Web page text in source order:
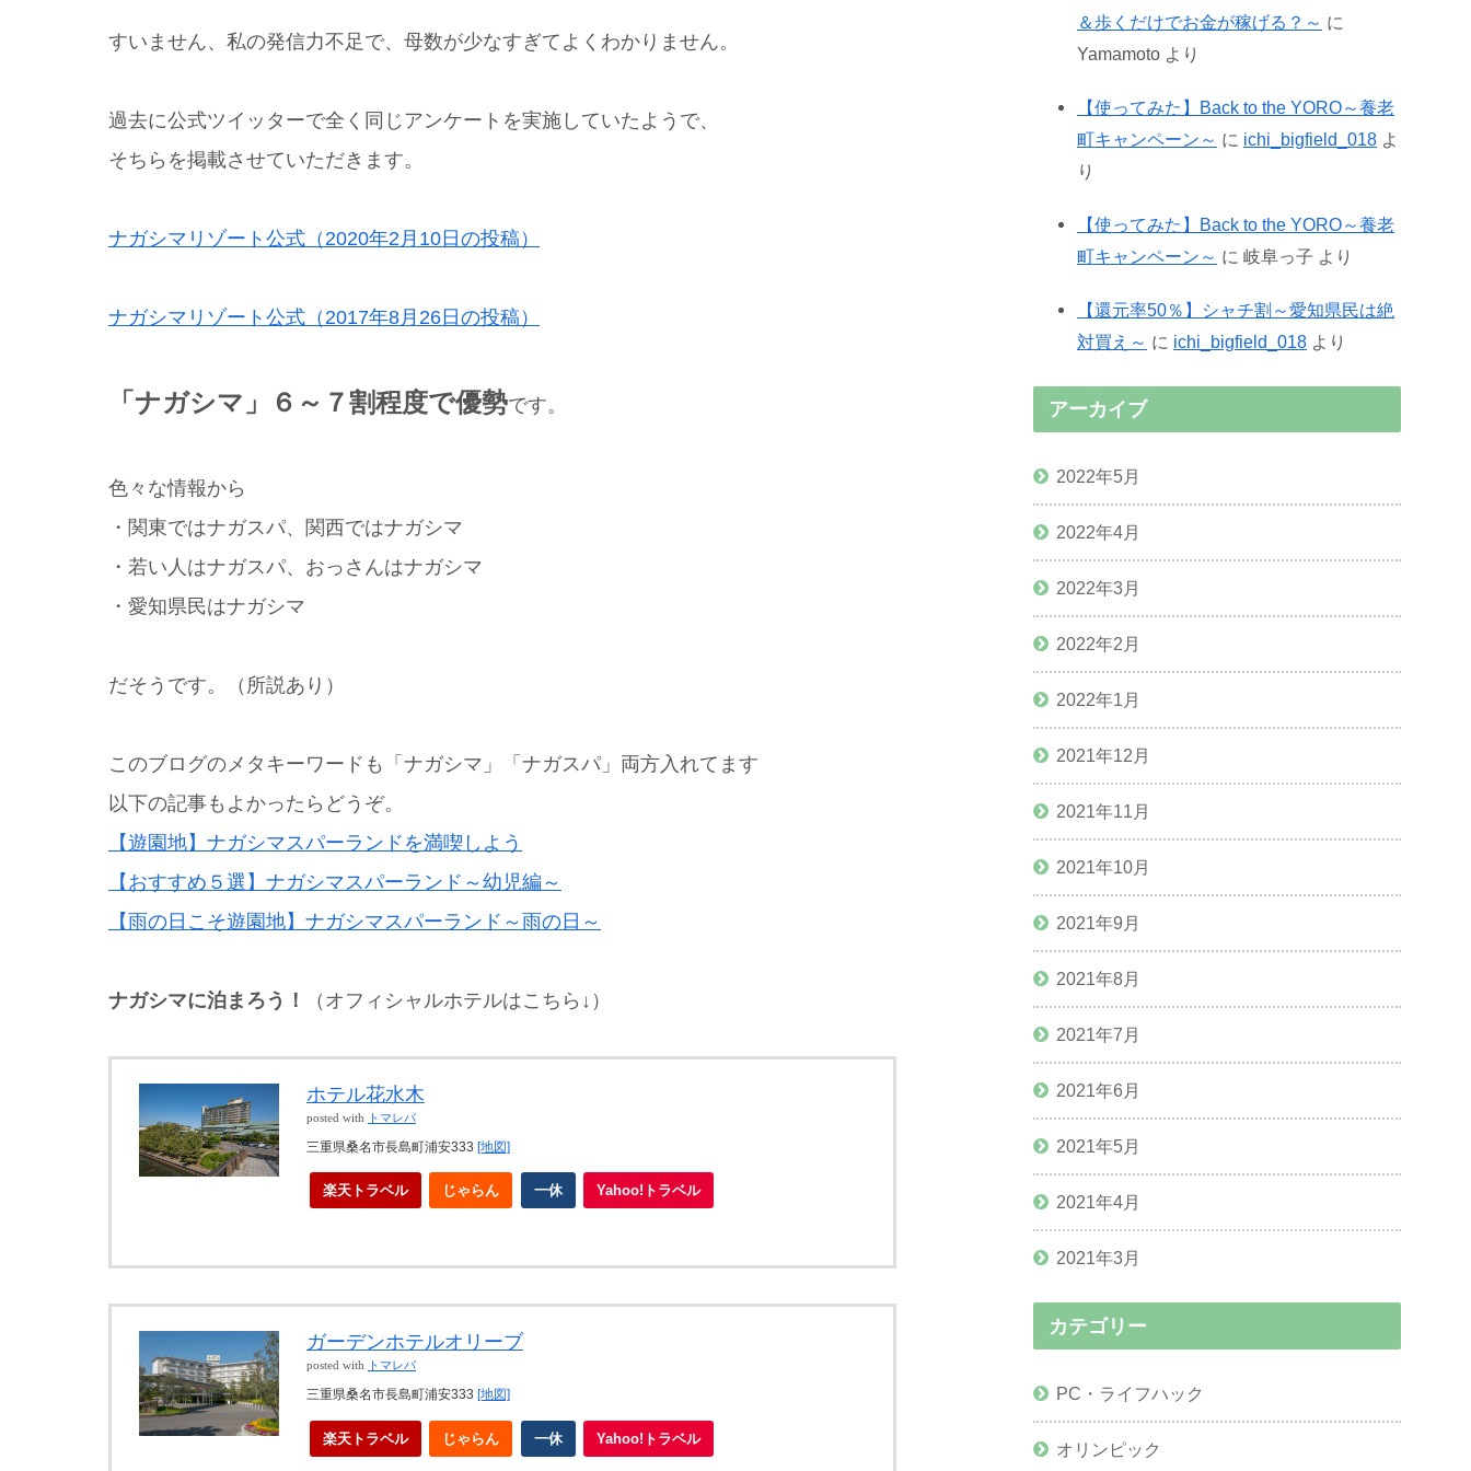
すいません、私の発信力不足で、母数が少なすぎてよくわかりません。
過去に公式ツイッターで全く同じアンケートを実施していたようで、
そちらを掲載させていただきます。
ナガシマリゾート公式（2020年2月10日の投稿）
ナガシマリゾート公式（2017年8月26日の投稿）
「ナガシマ」６～７割程度で優勢です。
色々な情報から
・関東ではナガスパ、関西ではナガシマ
・若い人はナガスパ、おっさんはナガシマ
・愛知県民はナガシマ
だそうです。（所説あり）
このブログのメタキーワードも「ナガシマ」「ナガスパ」両方入れてます
以下の記事もよかったらどうぞ。
【遊園地】ナガシマスパーランドを満喫しよう
【おすすめ５選】ナガシマスパーランド～幼児編～
【雨の日こそ遊園地】ナガシマスパーランド～雨の日～
ナガシマに泊まろう！ （オフィシャルホテルはこちら↓）
ホテル花水木
posted with トマレバ
三重県桑名市長島町浦安333 [地図]
楽天トラベル じゃらん 一休 Yahoo!トラベル
ガーデンホテルオリーブ
posted with トマレバ
三重県桑名市長島町浦安333 [地図]
楽天トラベル じゃらん 一休 Yahoo!トラベル
＆歩くだけでお金が稼げる？～ に
Yamamoto より
【使ってみた】Back to the YORO～養老
町キャンペーン～ に ichi_bigfield_018 よ
り
【使ってみた】Back to the YORO～養老
町キャンペーン～ に 岐阜っ子 より
【還元率50％】シャチ割～愛知県民は絶
対買え～ に ichi_bigfield_018 より
アーカイブ
2022年5月
2022年4月
2022年3月
2022年2月
2022年1月
2021年12月
2021年11月
2021年10月
2021年9月
2021年8月
2021年7月
2021年6月
2021年5月
2021年4月
2021年3月
カテゴリー
PC・ライフハック
オリンピック